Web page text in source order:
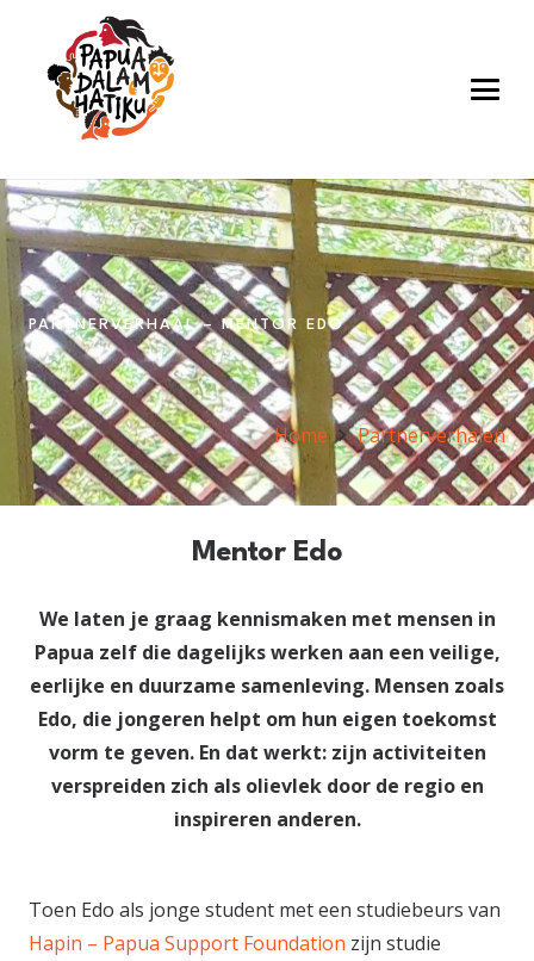
PARTNERVERHAAL – MENTOR EDO
Home Partnerverhalen
Mentor Edo
We laten je graag kennismaken met mensen in
Papua zelf die dagelijks werken aan een veilige,
eerlijke en duurzame samenleving. Mensen zoals
Edo, die jongeren helpt om hun eigen toekomst
vorm te geven. En dat werkt: zijn activiteiten
verspreiden zich als olievlek door de regio en
inspireren anderen.
Toen Edo als jonge student met een studiebeurs van
Hapin – Papua Support Foundation zijn studie